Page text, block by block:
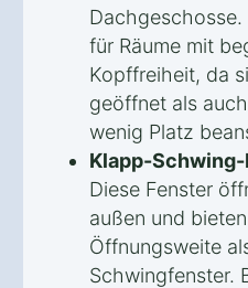
Dachgeschosse.
für Räume mit
Kopffreiheit, da
geöffnet als
wenig Platz
Klapp-
Diese Fenster
außen und
Öffnungsweite
Schwingfenster.